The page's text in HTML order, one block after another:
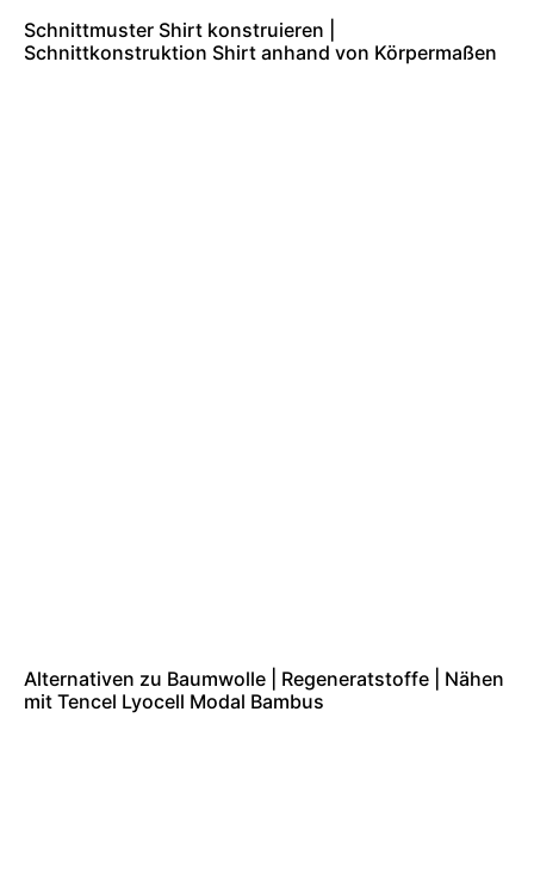
Schnittmuster Shirt konstruieren |
Schnittkonstruktion Shirt anhand von Körpermaßen
Alternativen zu Baumwolle | Regeneratstoffe | Nähen
mit Tencel Lyocell Modal Bambus